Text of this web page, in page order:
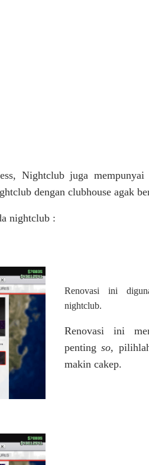
Nightclub juga
dengan clubhouse agak
nightclub :
Renovasi ini
nightclub.
Renovasi ini
pentingso,
makin cakep.